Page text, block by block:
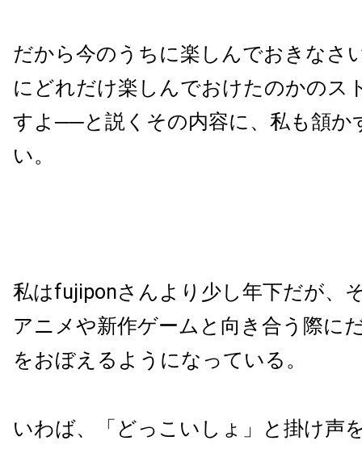
だから今のうちに楽しんでおきなさ
にどれだけ楽しんでおけたのかのス
すよ──と説くその内容に、私も頷か
い。
私はfujiponさんより少し年下だが、
アニメや新作ゲームと向き合う際に
をおぼえるようになっている。
いわば、「どっこいしょ」と掛け声